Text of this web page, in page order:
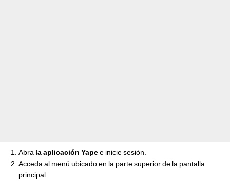
Abra la aplicación Yapee inicie sesión.
Acceda al menú ubicado en la parte superior de la pantalla
principal.